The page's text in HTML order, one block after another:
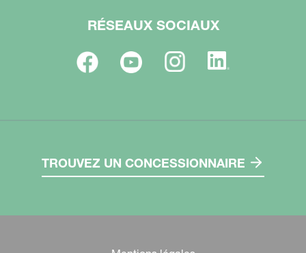
RÉSEAUX SOCIAUX
TROUVEZ UN CONCESSIONNAIRE